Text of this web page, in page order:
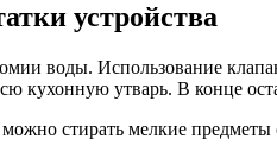
устройства
воды. Использование
кухонную утварь. В конце
стирать мелкие